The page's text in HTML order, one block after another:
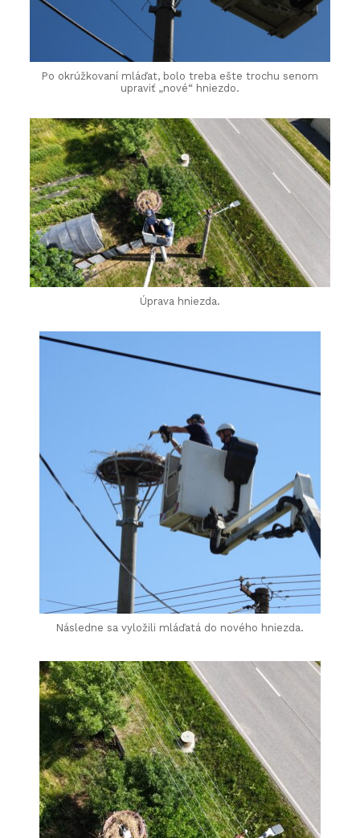
Po okrúžkovaní mláďat, bolo treba ešte trochu senom
upraviť „nové“ hniezdo.
Úprava hniezda.
Následne sa vyložili mláďatá do nového hniezda.